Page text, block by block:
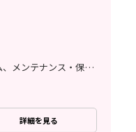
組立・組付け、クリーンルーム、メンテナンス・保全、立ち作業、その他
詳細を見る